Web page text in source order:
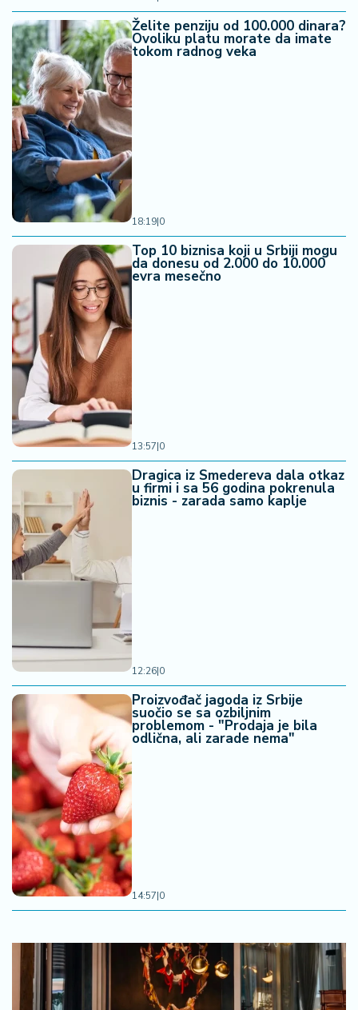
Želite penziju od 100.000 dinara?
Ovoliku platu morate da imate
tokom radnog veka
18:19|0
Top 10 biznisa koji u Srbiji mogu
da donesu od 2.000 do 10.000
evra mesečno
13:57|0
Dragica iz Smedereva dala otkaz
u firmi i sa 56 godina pokrenula
biznis - zarada samo kaplje
12:26|0
Proizvođač jagoda iz Srbije
suočio se sa ozbiljnim
problemom - "Prodaja je bila
odlična, ali zarade nema"
14:57|0